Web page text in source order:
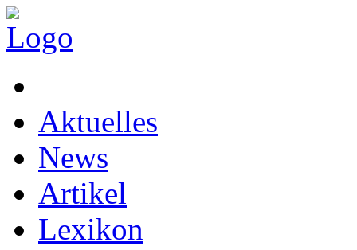
Aktuelles
News
Artikel
Lexikon